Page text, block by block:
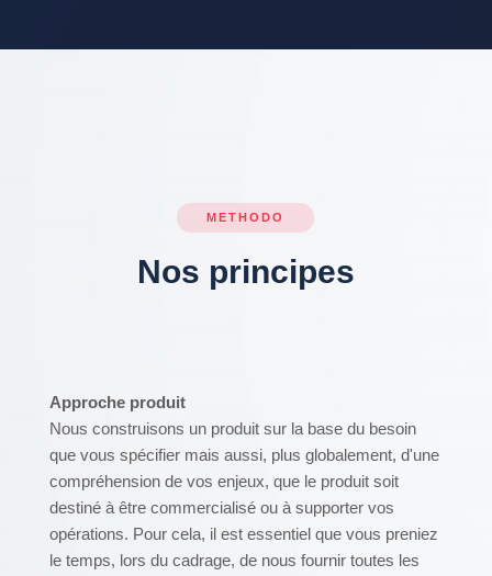
METHODO
Nos principes
Approche produit
Nous construisons un produit sur la base du besoin
que vous spécifier mais aussi, plus globalement, d'une
compréhension de vos enjeux, que le produit soit
destiné à être commercialisé ou à supporter vos
opérations. Pour cela, il est essentiel que vous preniez
le temps, lors du cadrage, de nous fournir toutes les